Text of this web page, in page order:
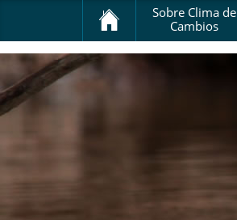
Sobre Clima de
Cambios